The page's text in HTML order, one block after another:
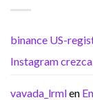
binance US-
Instagram
vavada_lrmlen